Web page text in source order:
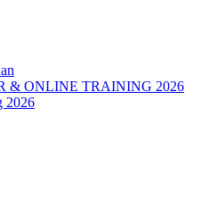
& ONLINE TRAINING 2026
2026